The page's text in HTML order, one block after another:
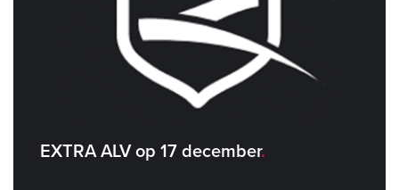
EXTRA ALV op 17 december